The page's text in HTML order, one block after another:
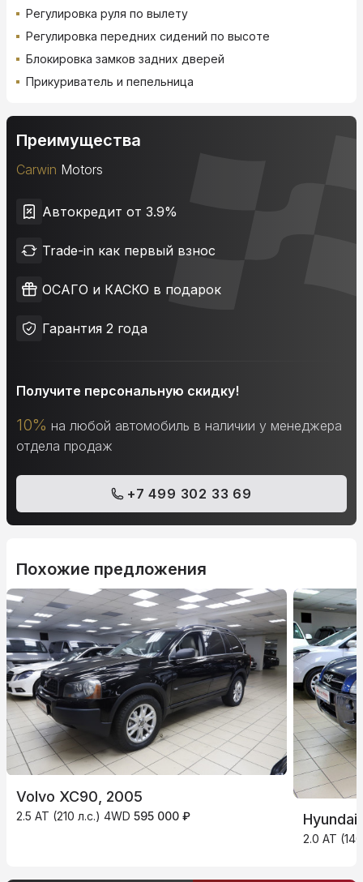
Регулировка руля по вылету
Регулировка передних сидений по высоте
Блокировка замков задних дверей
Прикуриватель и пепельница
Преимущества
Carwin Motors
Автокредит от 3.9%
Trade-in как первый взнос
ОСАГО и КАСКО в подарок
Гарантия 2 года
Получите персональную скидку!
10% на любой автомобиль в наличии у менеджера
отдела продаж
+7 499 302 33 69
Похожие предложения
Volvo XC90, 2005
2.5 AT (210 л.с.) 4WD 595 000 ₽
2.0 AT